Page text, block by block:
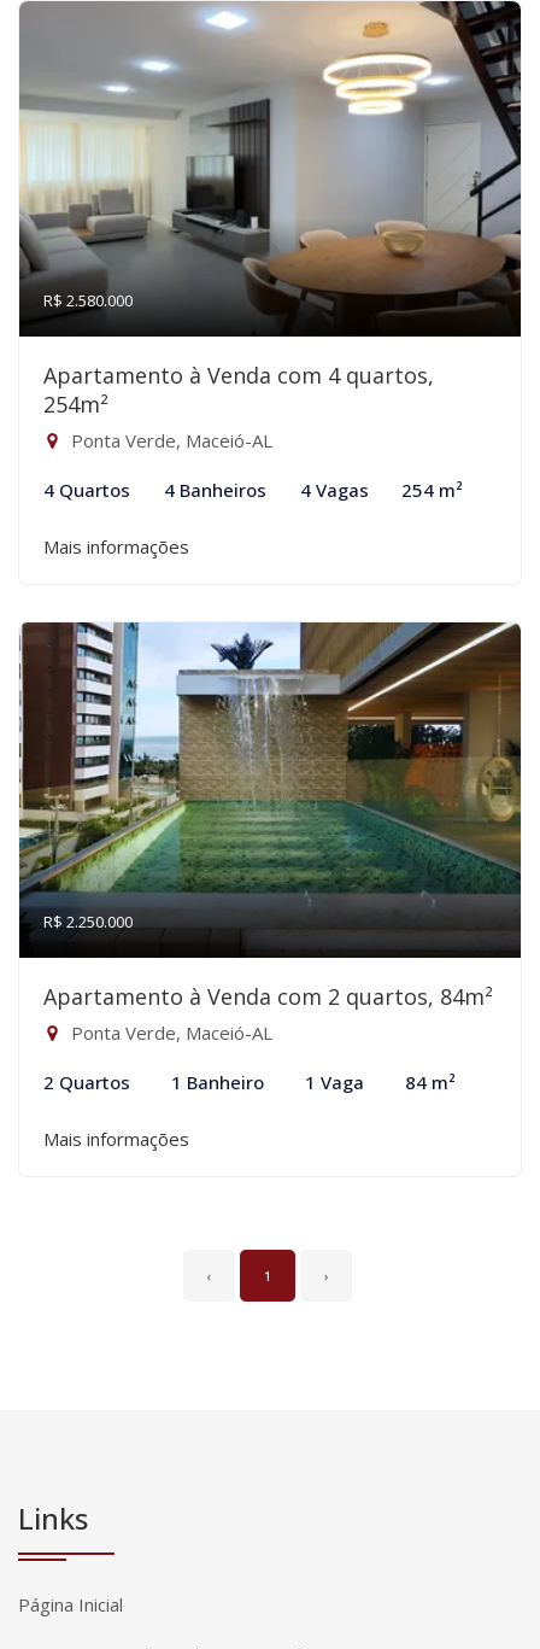
R$ 2.580.000
Apartamento à Venda com 4 quartos,
254m²
Ponta Verde, Maceió-AL
4 Quartos 4 Banheiros 4 Vagas 254 m²
Mais informações
R$ 2.250.000
Apartamento à Venda com 2 quartos, 84m²
Ponta Verde, Maceió-AL
2 Quartos 1 Banheiro 1 Vaga 84 m²
Mais informações
‹ 1 ›
Links
Página Inicial